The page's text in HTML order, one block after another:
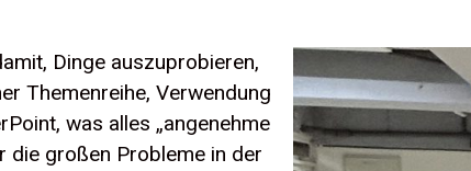
Dinge auszuprobieren,
Themenreihe, Verwendung
was alles „angenehme
die großen Probleme in der